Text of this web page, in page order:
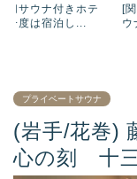
切サウナ付きホテ
一度は宿泊し...
[
ウ
プライベートサウナ
(岩手/花巻)
心の刻 十